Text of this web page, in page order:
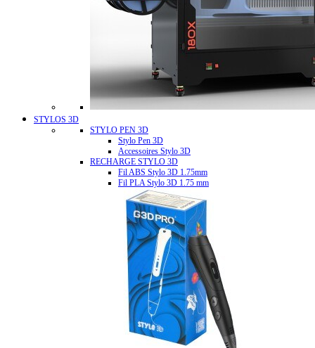
STYLOS 3D
STYLO PEN 3D
Stylo Pen 3D
Accessoires Stylo 3D
RECHARGE STYLO 3D
Fil ABS Stylo 3D 1.75mm
Fil PLA Stylo 3D 1.75 mm